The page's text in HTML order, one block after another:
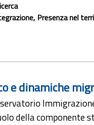
Presenza nel
e dinamiche
della componente